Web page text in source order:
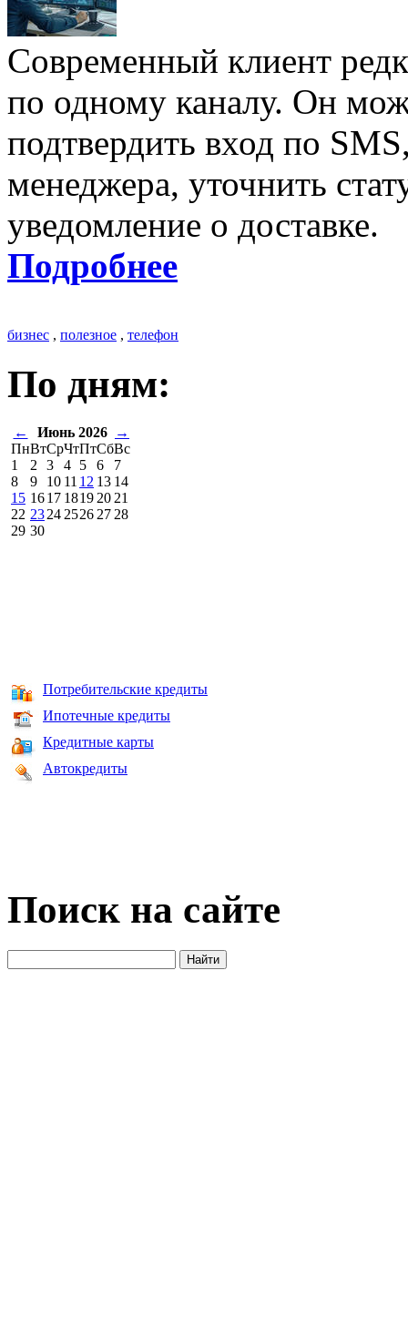
Современный клиент
по одному каналу. Он
подтвердить вход по
менеджера, уточнить
уведомление о доставке.
Подробнее
бизнес , полезное , телефон
По дням:
← Июнь 2026
→
ПнВтСрЧтПтСбВс
1
2 3 4 5 6
7
8
9 10 11 12 13 14
15 1617 1819 20 21
22 2324 2526 27 28
29 30
Потребительские кредиты
Ипотечные кредиты
Кредитные карты
Автокредиты
Поиск на сайте